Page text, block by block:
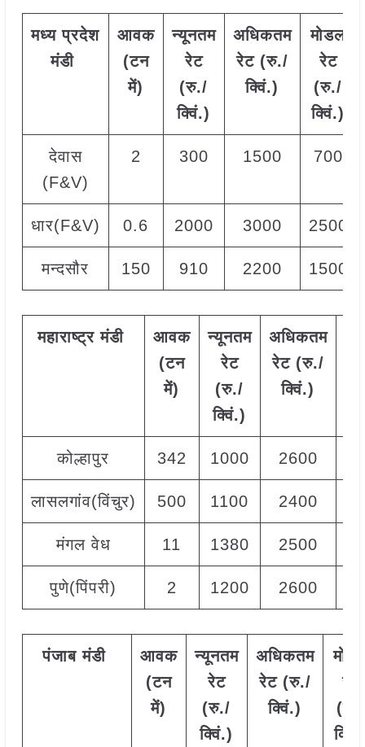
मध्य प्रदेश
मंडी
आवक
(टन
में)
न्यूनतम
रेट
(रु./
क्विं.)
अधिकतम
रेट (रु./
क्विं.)
मोडल
रेट
(रु./
क्विं.)
देवास
(F&V)
2 300 1500 700
धार(F&V) 0.6 2000 3000 2500
मन्दसौर 150 910 2200 1500
महाराष्ट्र मंडी
आवक
(टन
में)
न्यूनतम
रेट
(रु./
क्विं.)
अधिकतम
रेट (रु./
क्विं.)
कोल्हापुर 342 1000 2600
लासलगांव(विंचुर) 500 1100 2400
मंगल वेध 11 1380 2500
पुणे(पिंपरी) 2 1200 2600
पंजाब मंडी
आवक
(टन
में)
न्यूनतम
रेट
(रु./
क्विं.)
अधिकतम
रेट (रु./
क्विं.)
रेट
(